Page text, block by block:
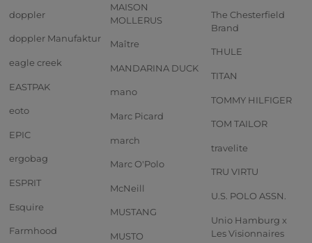
doppler
doppler Manufaktur
eagle creek
EASTPAK
eoto
EPIC
ergobag
ESPRIT
Esquire
Farmhood
MAISON
MOLLERUS
Maître
MANDARINA DUCK
mano
Marc Picard
march
Marc O'Polo
McNeill
MUSTANG
MUSTO
The Chesterfield
Brand
THULE
TITAN
TOMMY HILFIGER
TOM TAILOR
travelite
TRU VIRTU
U.S. POLO ASSN.
Unio Hamburg x
Les Visionnaires